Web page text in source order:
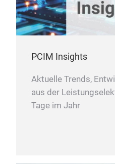
PCIM Insights
Aktuelle Trends,
aus der
Tage im Jahr